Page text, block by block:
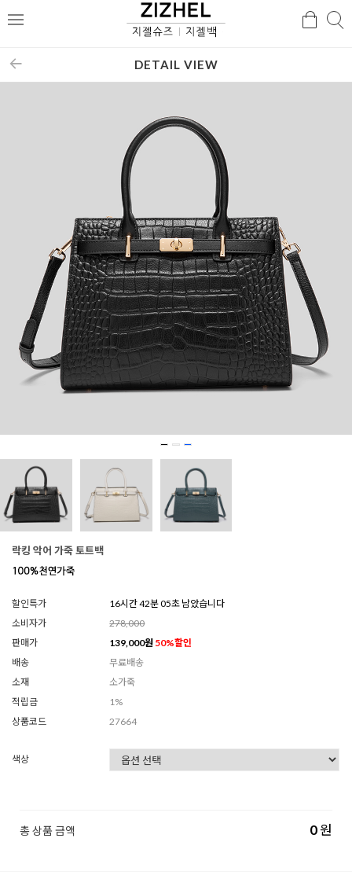
메
검
DETAIL VIEW
락킹 악어 가죽 토트백
할인특가
16시간 42분 04초 남았습니다
소비자가
278,000
판매가
139,000원 50%할인
배송
무료배송
소재
소가죽
적립금
1%
상품코드
27664
색상
총 상품 금액 0원